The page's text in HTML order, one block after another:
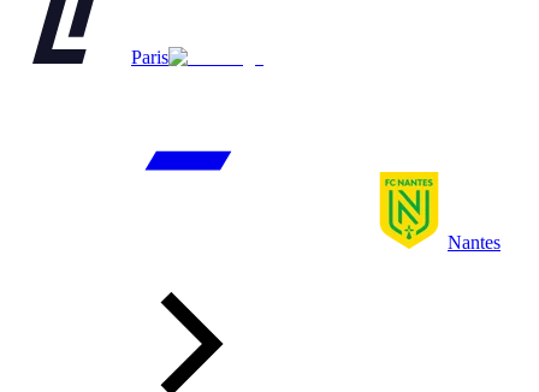
Paris
Nantes